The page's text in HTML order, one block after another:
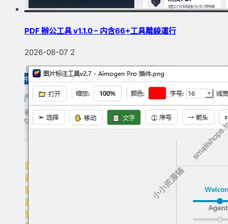
PDF 辦公工具 v1.1.0 – 内含66+工具離線運行
2026-08-07 2